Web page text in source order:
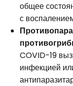
общее
с
COVID-19
инфекцией